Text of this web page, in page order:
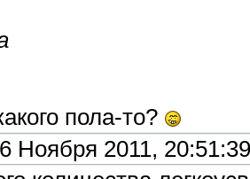
пола-то?
Ноября 2011,